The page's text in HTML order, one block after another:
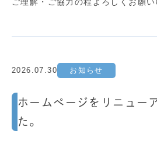
2026.07.30 お知らせ
ホームぺージをリニュー
た。